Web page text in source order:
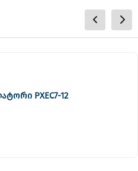
PXEC7-12